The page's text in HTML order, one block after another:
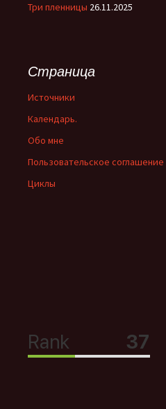
Три пленницы 26.11.2025
Страница
Источники
Календарь.
Обо мне
Пользовательское соглашение
Циклы